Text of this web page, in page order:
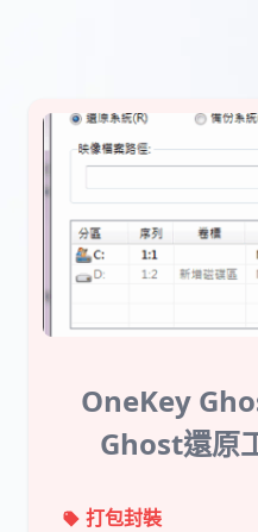
OneKey
Ghost還原
打包封裝